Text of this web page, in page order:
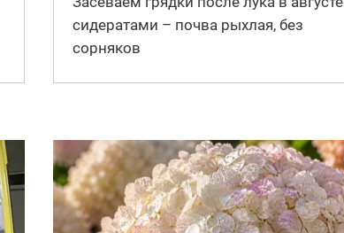
сидератами – почва рыхлая, без
сорняков